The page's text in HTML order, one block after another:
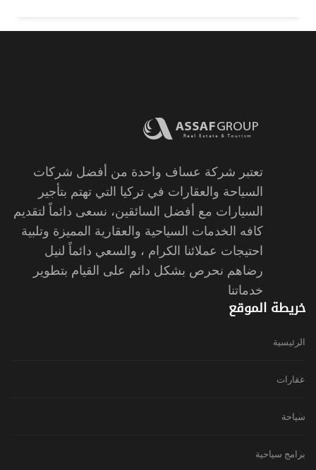
تعتبر شركة عساف واحدة من أفضل شركات
السياحة والعقارات في تركيا التي تهتم بتأجير
السيارات مع أفضل السائقين، نسعى دائماً لتقديم
كافه الخدمات السياحية والعقارية المميزة وتلبية
احتيجات عملائنا الكرام ، والسعي دائماً لنيل
رضاهم نحرص بشكل دائم على القيام بتطوير
خدماتنا
خريطة الموقع
الرئيسية
عقارات
سياحة
برامج سياحية